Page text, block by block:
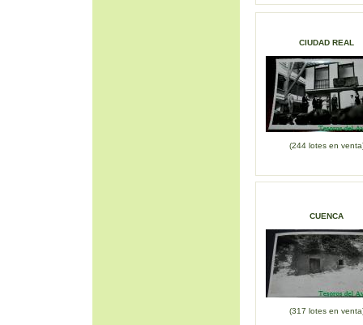
CIUDAD REAL
(244 lotes en
CUENCA
(317 lotes en